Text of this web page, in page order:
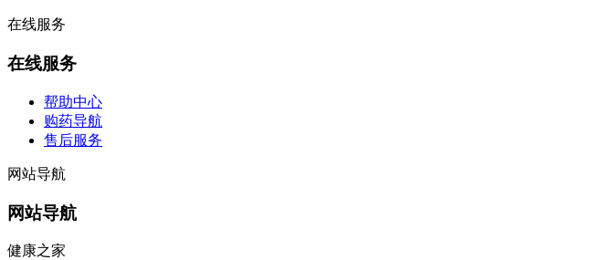
在线服务
在线服务
帮助中心
购药导航
售后服务
网站导航
网站导航
健康之家